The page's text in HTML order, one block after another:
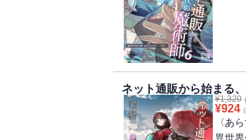
だが
それ
ばる
【目
第一
第二
この
転移
葉浩
だが
た。
彼は
現代
たも
ネット通販から始まる
¥1,320
¥924
〈あ